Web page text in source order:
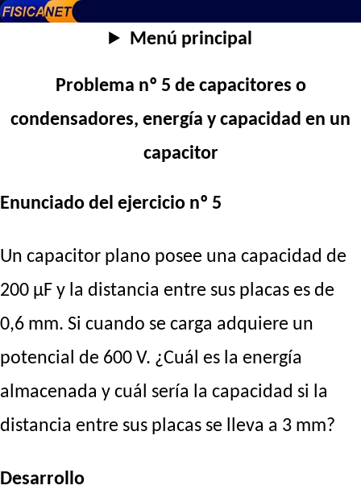
Menú principal
Problema nº 5 de capacitores o
condensadores, energía y capacidad en un
capacitor
Enunciado del ejercicio nº 5
Un capacitor plano posee una capacidad de
200 µF y la distancia entre sus placas es de
0,6 mm. Si cuando se carga adquiere un
potencial de 600 V. ¿Cuál es la energía
almacenada y cuál sería la capacidad si la
distancia entre sus placas se lleva a 3 mm?
Desarrollo